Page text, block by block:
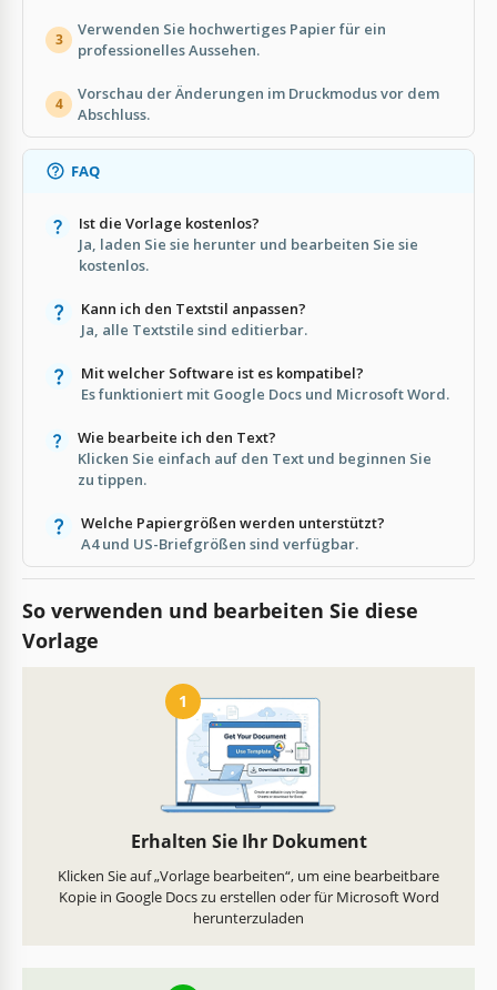
3
Verwenden Sie hochwertiges Papier für ein
professionelles Aussehen.
4
Vorschau der Änderungen im Druckmodus vor dem
Abschluss.
FAQ
Ist die Vorlage kostenlos?
Ja, laden Sie sie herunter und bearbeiten Sie sie
kostenlos.
Kann ich den Textstil anpassen?
Ja, alle Textstile sind editierbar.
Mit welcher Software ist es kompatibel?
Es funktioniert mit Google Docs und Microsoft Word.
Wie bearbeite ich den Text?
Klicken Sie einfach auf den Text und beginnen Sie
zu tippen.
Welche Papiergrößen werden unterstützt?
A4 und US-Briefgrößen sind verfügbar.
So verwenden und bearbeiten Sie diese
Vorlage
1
Erhalten Sie Ihr Dokument
Klicken Sie auf „Vorlage bearbeiten“, um eine bearbeitbare
Kopie in Google Docs zu erstellen oder für Microsoft Word
herunterzuladen